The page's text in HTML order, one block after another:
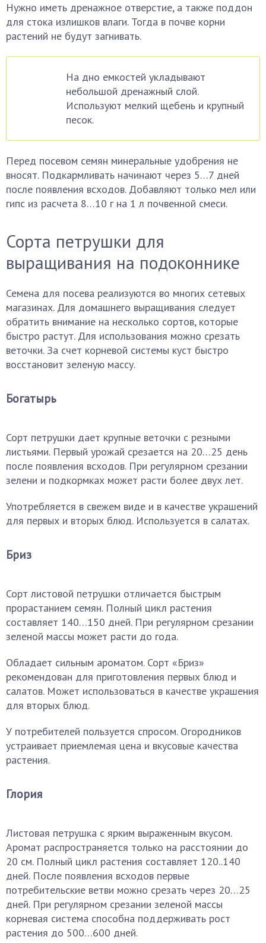
Нужно иметь дренажное отверстие, а также поддон
для стока излишков влаги. Тогда в почве корни
растений не будут загнивать.
На дно емкостей укладывают
небольшой дренажный слой.
Используют мелкий щебень и крупный
песок.
Перед посевом семян минеральные удобрения не
вносят. Подкармливать начинают через 5…7 дней
после появления всходов. Добавляют только мел или
гипс из расчета 8…10 г на 1 л почвенной смеси.
Сорта петрушки для
выращивания на подоконнике
Семена для посева реализуются во многих сетевых
магазинах. Для домашнего выращивания следует
обратить внимание на несколько сортов, которые
быстро растут. Для использования можно срезать
веточки. За счет корневой системы куст быстро
восстановит зеленую массу.
Богатырь
Сорт петрушки дает крупные веточки с резными
листьями. Первый урожай срезается на 20…25 день
после появления всходов. При регулярном срезании
зелени и подкормках может расти более двух лет.
Употребляется в свежем виде и в качестве украшений
для первых и вторых блюд. Используется в салатах.
Бриз
Сорт листовой петрушки отличается быстрым
прорастанием семян. Полный цикл растения
составляет 140…150 дней. При регулярном срезании
зеленой массы может расти до года.
Обладает сильным ароматом. Сорт «Бриз»
рекомендован для приготовления первых блюд и
салатов. Может использоваться в качестве украшения
для вторых блюд.
У потребителей пользуется спросом. Огородников
устраивает приемлемая цена и вкусовые качества
растения.
Глория
Листовая петрушка с ярким выраженным вкусом.
Аромат распространяется только на расстоянии до
20 см. Полный цикл растения составляет 120..140
дней. После появления всходов первые
потребительские ветви можно срезать через 20…25
дней. При регулярном срезании зеленой массы
корневая система способна поддерживать рост
растения до 500…600 дней.